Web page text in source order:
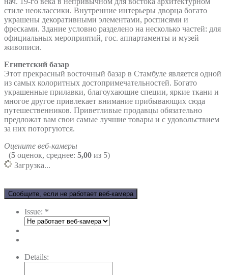
стиле неоклассики. Внутренние интерьеры дворца богато
украшены декоративными элементами, росписями и
фресками. Здание условно разделено на несколько частей: для
официальных мероприятий, гос. аппартаменты и музей
живописи.
Египетский базар
Этот прекрасный восточный базар в Стамбуле является одной
из самых колоритных достопримечательностей. Богато
украшенные прилавки, благоухающие специи, яркие ткани и
многое другое привлекает внимание прибывающих сюда
путешественников. Приветливые продавцы обязательно
предложат вам свои самые лучшие товары и с удовольствием
за них поторгуются.
Оцените веб-камеры
(5 оценок, среднее: 5,00 из 5)
Загрузка...
Сообщите, если не работает веб-камера
Issue: *
Details: